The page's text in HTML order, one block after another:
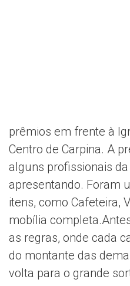
prêmios em frente à
Centro de Carpina. A
alguns profissionais
apresentando. Foram
itens, como Cafeteira,
mobília
as regras, onde cada
do montante das
volta para o grande